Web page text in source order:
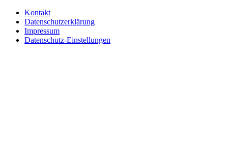
Kontakt
Datenschutzerklärung
Impressum
Datenschutz-Einstellungen